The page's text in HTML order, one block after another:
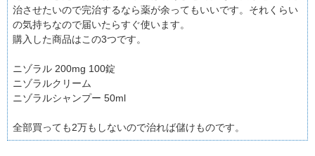
治させたいので完治するなら薬が余ってもいいです。それくらい
の気持ちなので届いたらすぐ使います。
購入した商品はこの3つです。
ニゾラル 200mg 100錠
ニゾラルクリーム
ニゾラルシャンプー 50ml
全部買っても2万もしないので治れば儲けものです。